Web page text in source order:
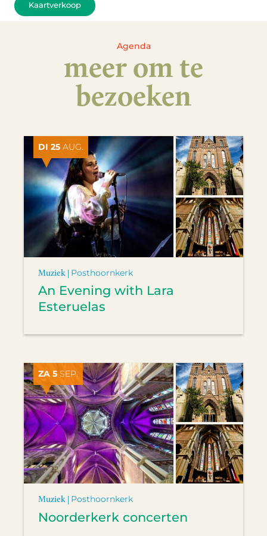
Kaartverkoop
Agenda
meer om te
bezoeken
DI 25 AUG.
Muziek | Posthoornkerk
An Evening with Lara
Esteruelas
ZA 5 SEP.
Muziek | Posthoornkerk
Noorderkerk concerten